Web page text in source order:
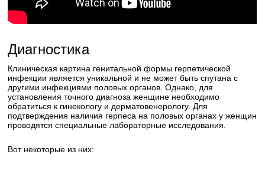
Диагностика
Клиническая картина генитальной формы герпетической
инфекции является уникальной и не может быть спутана с
другими инфекциями половых органов. Однако, для
установления точного диагноза женщине необходимо
обратиться к гинекологу и дерматовенерологу. Для
подтверждения наличия герпеса на половых органах у женщин
проводятся специальные лабораторные исследования.
Вот некоторые из них: